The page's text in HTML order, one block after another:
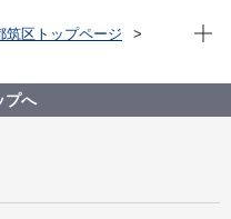
筑区トップページ
年度一覧
ムを開催しました
現在
プへ